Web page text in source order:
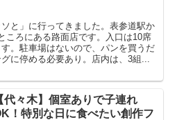
と」に行ってきました。表参道駅か
ころにある路面店です。入口は10席
。駐車場はないので、パンを買うだ
に停める必要あり。店内は、3組...
代々木】個室ありで子連れ
！特別な日に食べたい創作フ